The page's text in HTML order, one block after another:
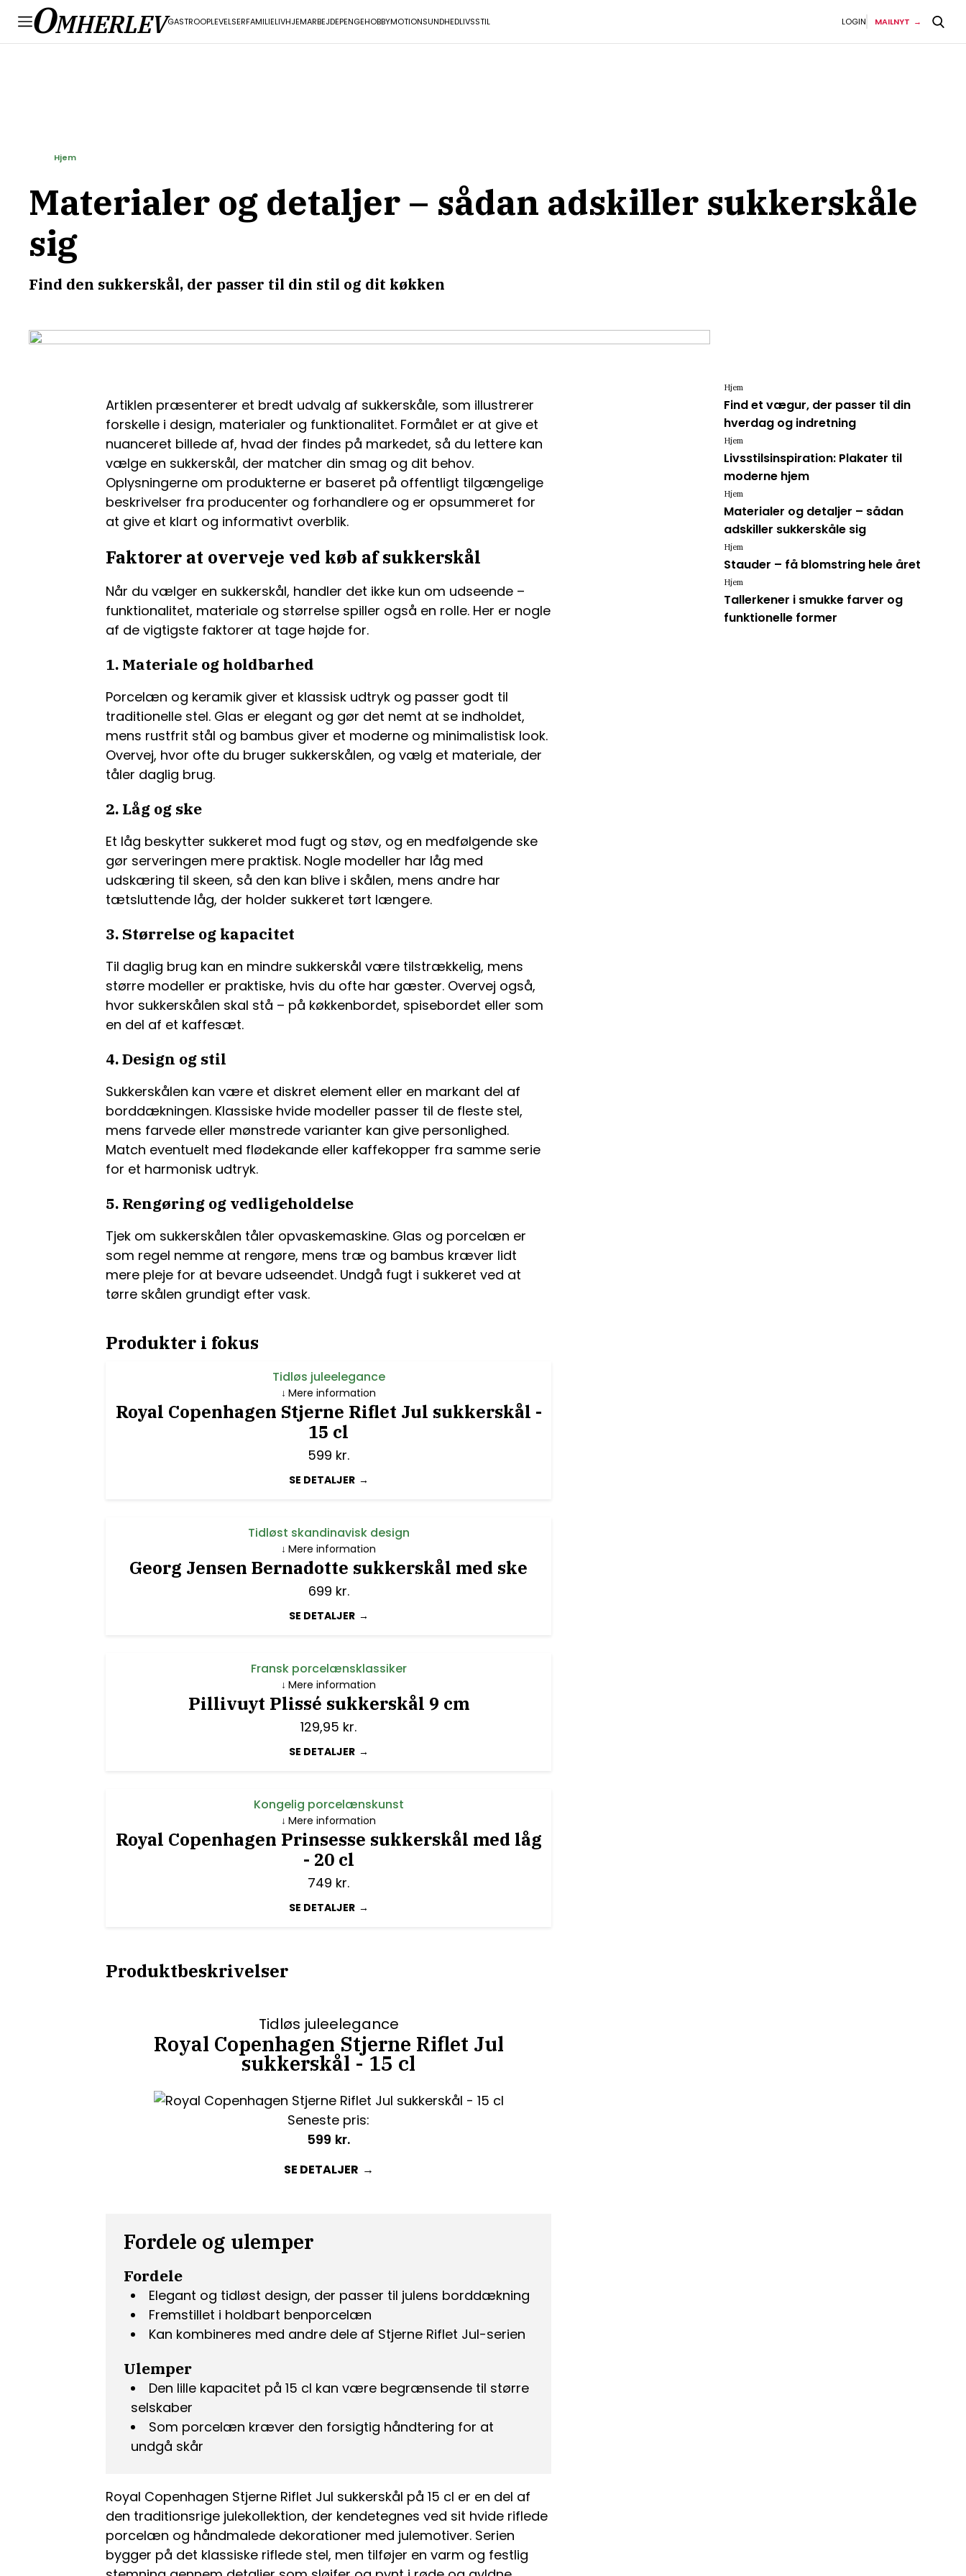
OMHERLEVGASTROOPLEVELSERFAMILIELIVHJEMARBEJDEPENGEHOBBYMOTIONSUNDHEDLIVSSTIL LOGIN MAILNYT
Materialer og detaljer – sådan adskiller sukkerskåle
sig
Find den sukkerskål, der passer til din stil og dit køkken
Hjem
Artiklen præsenterer et bredt udvalg af sukkerskåle, som illustrerer
forskelle i design, materialer og funktionalitet. Formålet er at give et
nuanceret billede af, hvad der findes på markedet, så du lettere kan
vælge en sukkerskål, der matcher din smag og dit behov.
Oplysningerne om produkterne er baseret på offentligt tilgængelige
beskrivelser fra producenter og forhandlere og er opsummeret for
at give et klart og informativt overblik.
Faktorer at overveje ved køb af sukkerskål
Når du vælger en sukkerskål, handler det ikke kun om udseende –
funktionalitet, materiale og størrelse spiller også en rolle. Her er nogle
af de vigtigste faktorer at tage højde for.
1. Materiale og holdbarhed
Porcelæn og keramik giver et klassisk udtryk og passer godt til
traditionelle stel. Glas er elegant og gør det nemt at se indholdet,
mens rustfrit stål og bambus giver et moderne og minimalistisk look.
Overvej, hvor ofte du bruger sukkerskålen, og vælg et materiale, der
tåler daglig brug.
2. Låg og ske
Et låg beskytter sukkeret mod fugt og støv, og en medfølgende ske
gør serveringen mere praktisk. Nogle modeller har låg med
udskæring til skeen, så den kan blive i skålen, mens andre har
tætsluttende låg, der holder sukkeret tørt længere.
3. Størrelse og kapacitet
Til daglig brug kan en mindre sukkerskål være tilstrækkelig, mens
større modeller er praktiske, hvis du ofte har gæster. Overvej også,
hvor sukkerskålen skal stå – på køkkenbordet, spisebordet eller som
en del af et kaffesæt.
4. Design og stil
Sukkerskålen kan være et diskret element eller en markant del af
borddækningen. Klassiske hvide modeller passer til de fleste stel,
mens farvede eller mønstrede varianter kan give personlighed.
Match eventuelt med flødekande eller kaffekopper fra samme serie
for et harmonisk udtryk.
5. Rengøring og vedligeholdelse
Tjek om sukkerskålen tåler opvaskemaskine. Glas og porcelæn er
som regel nemme at rengøre, mens træ og bambus kræver lidt
mere pleje for at bevare udseendet. Undgå fugt i sukkeret ved at
tørre skålen grundigt efter vask.
Produkter i fokus
Tidløs juleelegance
Royal Copenhagen Stjerne Riflet Jul sukkerskål -
15 cl
599 kr.
SE DETALJER
Mere information
Tidløst skandinavisk design
Georg Jensen Bernadotte sukkerskål med ske
699 kr.
SE DETALJER
Mere information
Fransk porcelænsklassiker
Pillivuyt Plissé sukkerskål 9 cm
129,95 kr.
SE DETALJER
Mere information
Kongelig porcelænskunst
Royal Copenhagen Prinsesse sukkerskål med låg
- 20 cl
749 kr.
SE DETALJER
Mere information
Produktbeskrivelser
Tidløs juleelegance
Royal Copenhagen Stjerne Riflet Jul
sukkerskål - 15 cl
Royal Copenhagen Stjerne Riflet Jul sukkerskål på 15 cl er en del af
den traditionsrige julekollektion, der kendetegnes ved sit hvide riflede
porcelæn og håndmalede dekorationer med julemotiver. Serien
bygger på det klassiske riflede stel, men tilføjer en varm og festlig
Fordele og ulemper
Fordele
Elegant og tidløst design, der passer til julens borddækning
Fremstillet i holdbart benporcelæn
Kan kombineres med andre dele af Stjerne Riflet Jul-serien
Ulemper
Den lille kapacitet på 15 cl kan være begrænsende til større
selskaber
Som porcelæn kræver den forsigtig håndtering for at
undgå skår
Seneste pris:
599 kr.
SE DETALJER
Find et vægur, der passer til din
hverdag og indretning
Hjem
Livsstilsinspiration: Plakater til
moderne hjem
Hjem
Materialer og detaljer – sådan
adskiller sukkerskåle sig
Hjem
Stauder – få blomstring hele året
Hjem
Tallerkener i smukke farver og
funktionelle former
Hjem